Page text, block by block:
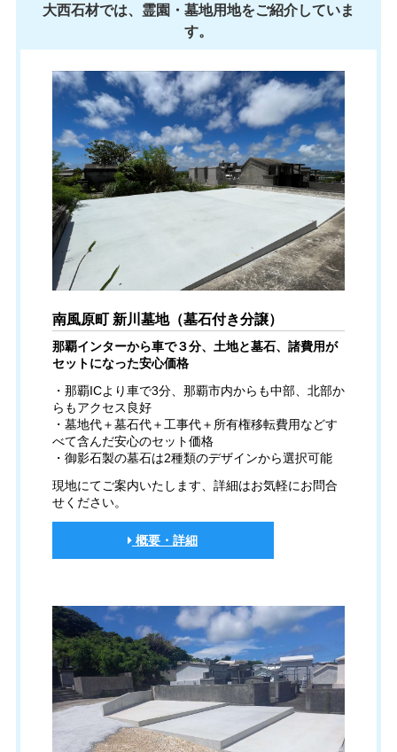
大西石材では、霊園・墓地用地をご紹介していま
す。
南風原町 新川墓地（墓石付き分譲）
那覇インターから車で３分、土地と墓石、諸費用が
セットになった安心価格
・那覇ICより車で3分、那覇市内からも中部、北部か
らもアクセス良好
・墓地代＋墓石代＋工事代＋所有権移転費用などす
べて含んだ安心のセット価格
・御影石製の墓石は2種類のデザインから選択可能
現地にてご案内いたします、詳細はお気軽にお問合
せください。
概要・詳細